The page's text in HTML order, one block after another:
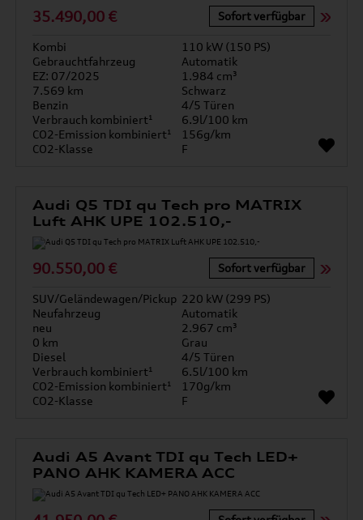
35.490,00 € Sofort verfügbar
Kombi
110 kW (150 PS)
Gebrauchtfahrzeug
Automatik
EZ: 07/2025
1.984 cm³
7.569 km
Schwarz
Benzin
4/5 Türen
Verbrauch kombiniert¹
6.9l/100 km
CO2-Emission kombiniert¹
156g/km
CO2-Klasse
F
Audi Q5 TDI qu Tech pro MATRIX
Luft AHK UPE 102.510,-
90.550,00 € Sofort verfügbar
SUV/Geländewagen/Pickup 220 kW (299 PS)
Neufahrzeug
Automatik
neu
2.967 cm³
0 km
Grau
Diesel
4/5 Türen
Verbrauch kombiniert¹
6.5l/100 km
CO2-Emission kombiniert¹
170g/km
CO2-Klasse
F
Audi A5 Avant TDI qu Tech LED+
PANO AHK KAMERA ACC